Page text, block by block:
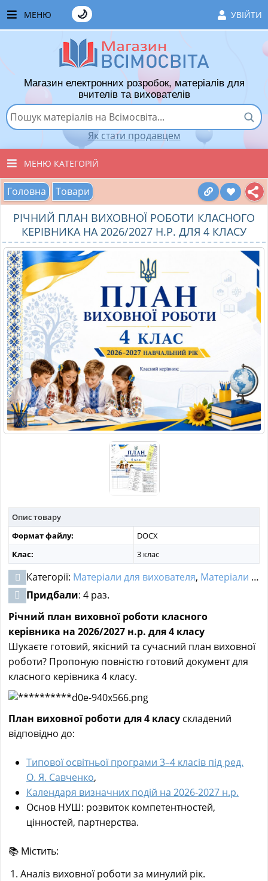
МЕНЮ УВІЙТИ
🌙
ЧАСТІ ЗАПИТАННЯ
ЯК ТУТ КУПУВАТИ
ЯК ТУТ ПРОДАВАТИ
ДОДАТИ РОЗРОБКУ
ВПОДОБАНІ ТОВАРИ
КОШИК
Магазин електронних розробок, матеріалів для
вчителів та вихователів
Як стати продавцем
МЕНЮ КАТЕГОРІЙ
ВСІ ТОВАРИ
ВИХОВАТЕЛЯМ ДНЗ
ПОЧАТКОВІ КЛАСИ
МАТЕРІАЛИ З ПРЕДМЕТІВ
РІЗНІ МАТЕРІАЛИ
НОВИНИ
Головна Товари
РІЧНИЙ ПЛАН ВИХОВНОЇ РОБОТИ КЛАСНОГО
КЕРІВНИКА НА 2026/2027 Н.Р. ДЛЯ 4 КЛАСУ
Опис товару
Формат файлу:
DOCX
Клас:
3 клас
Категорії: Матеріали для вихователя, Матеріали для заходів
Придбали: 4 раз.
Річний план виховної роботи класного
керівника на 2026/2027 н.р. для 4 класу
Шукаєте готовий, якісний та сучасний план виховної
роботи? Пропоную повністю готовий документ для
класного керівника 4 класу.
План виховної роботи для 4 класу складений
відповідно до:
Типової освітньої програми 3–4 класів під ред.
О. Я. Савченко,
Календаря визначних подій на 2026-2027 н.р.
Основ НУШ: розвиток компетентностей,
цінностей, партнерства.
📚 Містить:
Аналiз виховної роботи за минулий рiк.